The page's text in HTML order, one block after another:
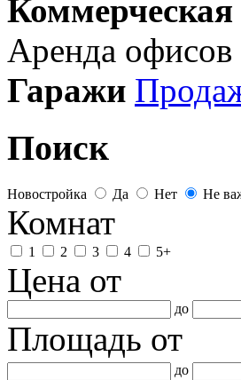
Аренда офисов
Гаражи
Поиск
Новостройка Да Нет Не
Комнат
1 2 3 4 5+
Цена от
до
Площадь от
до